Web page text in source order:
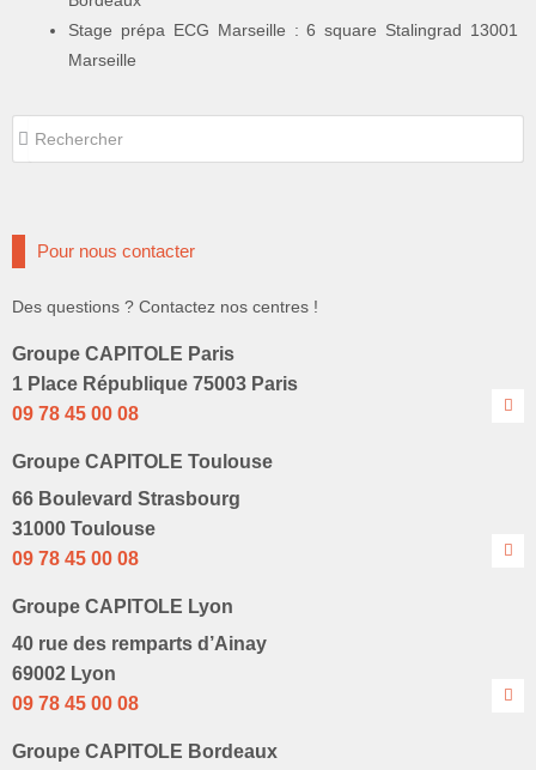
Stage prépa ECG Marseille : 6 square Stalingrad 13001
Marseille
Rechercher
Pour nous contacter
Des questions ? Contactez nos centres !
Groupe CAPITOLE Paris
1 Place République 75003 Paris
09 78 45 00 08
Groupe CAPITOLE Toulouse
66 Boulevard Strasbourg
31000 Toulouse
09 78 45 00 08
Groupe CAPITOLE Lyon
40 rue des remparts d’Ainay
69002 Lyon
09 78 45 00 08
Groupe CAPITOLE Bordeaux